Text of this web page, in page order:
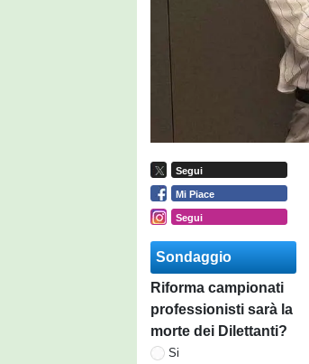
Segui
Mi Piace
Segui
Sondaggio
Riforma campionati
professionisti sarà la
morte dei Dilettanti?
Si